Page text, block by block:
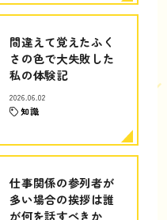
間違えて覚えたふく
さの色で大失敗した
私の体験記
2026.06.02
知識
仕事関係の参列者が
多い場合の挨拶は誰
が何を話すべきか